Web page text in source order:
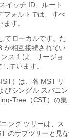
イッチ ID、ルート
フォルトでは、すべ
す。
てローカルです。た
が相互接続されてい
ス 1 は、リージョ
ています。
）は、各 MST リ
びシングル スパニン
Tree（CST）の集
ング ツリーは、ス
のサブツリーと見な